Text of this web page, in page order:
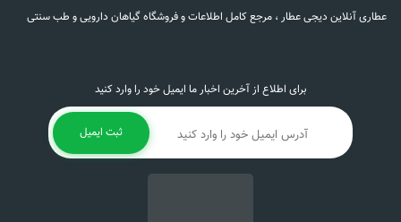
برای اطلاع از آخرین اخبار ما ایمیل خود را وارد کنید
ثبت ایمیل
عطاری آنلاین دیجی عطار ، مرجع کامل اطلاعات و فروشگاه گیاهان دارویی و طب سنتی